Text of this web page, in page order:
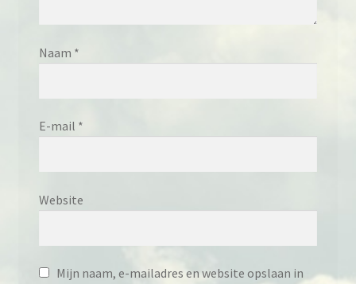
Naam *
E-mail *
Website
Mijn naam, e-mailadres en website opslaan in